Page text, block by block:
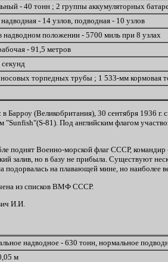
- 40 тонн ; 2 группы аккумуляторных
- 14 узлов, подводная - 10 узлов
надводном положении - 5700 миль при 8 узлах
- 91,5 метров
торпедных трубы ; 1 533-мм кормовая
Барроу (Великобритания), 30 сентября 1936
81). Под английским флагом
поднят Военно-морской флаг СССР,
залив, но в базу не прибыла. Существуют
подорвалась на плавающей мине, но наиболее
из списков ВМФ СССР.
И.И.
надводное - 630 тонн, нормальное
м